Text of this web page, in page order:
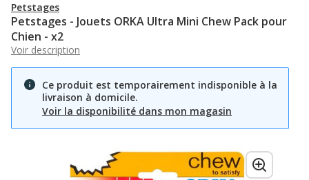
Petstages
Petstages - Jouets ORKA Ultra Mini Chew Pack pour
Chien - x2
Voir description
Ce produit est temporairement indisponible à la
livraison à domicile.
Voir la disponibilité dans mon magasin